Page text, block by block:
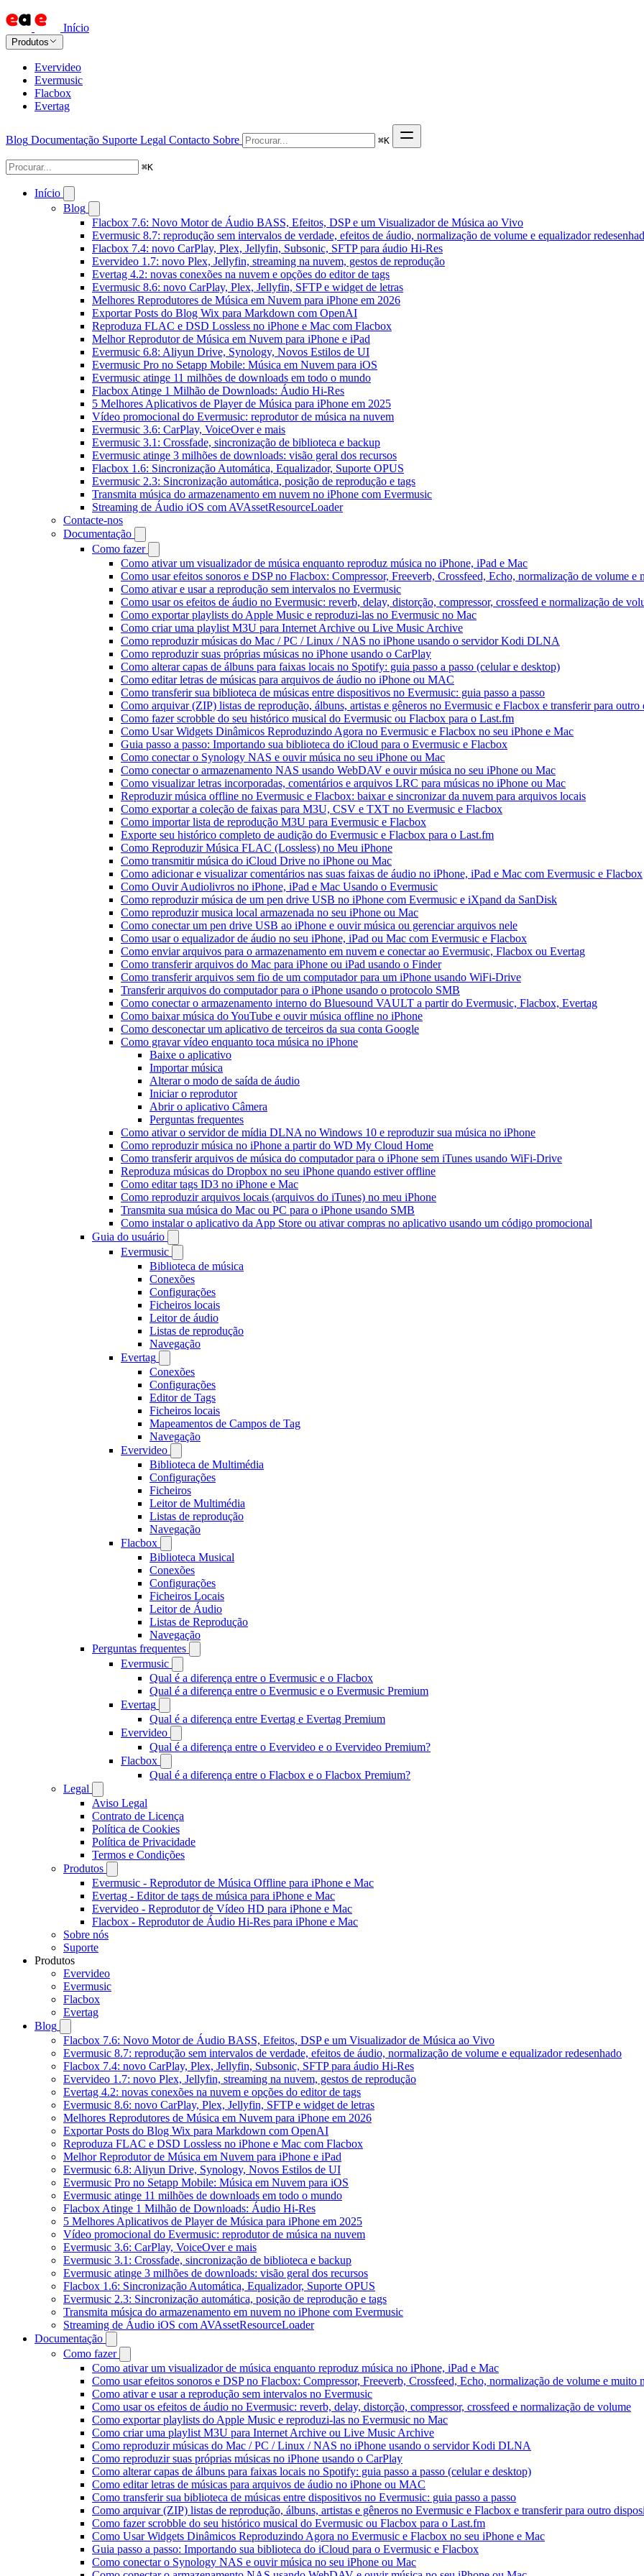
Início
Produtos
Evervideo
Evermusic
Flacbox
Evertag
Blog Documentação Suporte Legal Contacto Sobre ⌘K
⌘K
Início
Blog
Flacbox 7.6: Novo Motor de Áudio BASS, Efeitos, DSP e um Visualizador de Música ao Vivo
Evermusic 8.7: reprodução sem intervalos de verdade, efeitos de áudio, normalização de volume e equalizador
Flacbox 7.4: novo CarPlay, Plex, Jellyfin, Subsonic, SFTP para áudio Hi-Res
Evervideo 1.7: novo Plex, Jellyfin, streaming na nuvem, gestos de reprodução
Evertag 4.2: novas conexões na nuvem e opções do editor de tags
Evermusic 8.6: novo CarPlay, Plex, Jellyfin, SFTP e widget de letras
Melhores Reprodutores de Música em Nuvem para iPhone em 2026
Exportar Posts do Blog Wix para Markdown com OpenAI
Reproduza FLAC e DSD Lossless no iPhone e Mac com Flacbox
Melhor Reprodutor de Música em Nuvem para iPhone e iPad
Evermusic 6.8: Aliyun Drive, Synology, Novos Estilos de UI
Evermusic Pro no Setapp Mobile: Música em Nuvem para iOS
Evermusic atinge 11 milhões de downloads em todo o mundo
Flacbox Atinge 1 Milhão de Downloads: Áudio Hi-Res
5 Melhores Aplicativos de Player de Música para iPhone em 2025
Vídeo promocional do Evermusic: reprodutor de música na nuvem
Evermusic 3.6: CarPlay, VoiceOver e mais
Evermusic 3.1: Crossfade, sincronização de biblioteca e backup
Evermusic atinge 3 milhões de downloads: visão geral dos recursos
Flacbox 1.6: Sincronização Automática, Equalizador, Suporte OPUS
Evermusic 2.3: Sincronização automática, posição de reprodução e tags
Transmita música do armazenamento em nuvem no iPhone com Evermusic
Streaming de Áudio iOS com AVAssetResourceLoader
Contacte-nos
Documentação
Como fazer
Como ativar um visualizador de música enquanto reproduz música no iPhone, iPad e Mac
Como usar efeitos sonoros e DSP no Flacbox: Compressor, Freeverb, Crossfeed, Echo, normalização de volume e
Como ativar e usar a reprodução sem intervalos no Evermusic
Como usar os efeitos de áudio no Evermusic: reverb, delay, distorção, compressor, crossfeed e normalização de
Como exportar playlists do Apple Music e reproduzi-las no Evermusic no Mac
Como criar uma playlist M3U para Internet Archive ou Live Music Archive
Como reproduzir músicas do Mac / PC / Linux / NAS no iPhone usando o servidor Kodi DLNA
Como reproduzir suas próprias músicas no iPhone usando o CarPlay
Como alterar capas de álbuns para faixas locais no Spotify: guia passo a passo (celular e desktop)
Como editar letras de músicas para arquivos de áudio no iPhone ou MAC
Como transferir sua biblioteca de músicas entre dispositivos no Evermusic: guia passo a passo
Como arquivar (ZIP) listas de reprodução, álbuns, artistas e gêneros no Evermusic e Flacbox e transferir para
Como fazer scrobble do seu histórico musical do Evermusic ou Flacbox para o Last.fm
Como Usar Widgets Dinâmicos Reproduzindo Agora no Evermusic e Flacbox no seu iPhone e Mac
Guia passo a passo: Importando sua biblioteca do iCloud para o Evermusic e Flacbox
Como conectar o Synology NAS e ouvir música no seu iPhone ou Mac
Como conectar o armazenamento NAS usando WebDAV e ouvir música no seu iPhone ou Mac
Como visualizar letras incorporadas, comentários e arquivos LRC para músicas no iPhone ou Mac
Reproduzir música offline no Evermusic e Flacbox: baixar e sincronizar da nuvem para arquivos locais
Como exportar a coleção de faixas para M3U, CSV e TXT no Evermusic e Flacbox
Como importar lista de reprodução M3U para Evermusic e Flacbox
Exporte seu histórico completo de audição do Evermusic e Flacbox para o Last.fm
Como Reproduzir Música FLAC (Lossless) no Meu iPhone
Como transmitir música do iCloud Drive no iPhone ou Mac
Como adicionar e visualizar comentários nas suas faixas de áudio no iPhone, iPad e Mac com Evermusic e Flacbox
Como Ouvir Audiolivros no iPhone, iPad e Mac Usando o Evermusic
Como reproduzir música de um pen drive USB no iPhone com Evermusic e iXpand da SanDisk
Como reproduzir musica local armazenada no seu iPhone ou Mac
Como conectar um pen drive USB ao iPhone e ouvir música ou gerenciar arquivos nele
Como usar o equalizador de áudio no seu iPhone, iPad ou Mac com Evermusic e Flacbox
Como enviar arquivos para o armazenamento em nuvem e conectar ao Evermusic, Flacbox ou Evertag
Como transferir arquivos do Mac para iPhone ou iPad usando o Finder
Como transferir arquivos sem fio de um computador para um iPhone usando WiFi-Drive
Transferir arquivos do computador para o iPhone usando o protocolo SMB
Como conectar o armazenamento interno do Bluesound VAULT a partir do Evermusic, Flacbox, Evertag
Como baixar música do YouTube e ouvir música offline no iPhone
Como desconectar um aplicativo de terceiros da sua conta Google
Como gravar vídeo enquanto toca música no iPhone
Baixe o aplicativo
Importar música
Alterar o modo de saída de áudio
Iniciar o reprodutor
Abrir o aplicativo Câmera
Perguntas frequentes
Como ativar o servidor de mídia DLNA no Windows 10 e reproduzir sua música no iPhone
Como reproduzir música no iPhone a partir do WD My Cloud Home
Como transferir arquivos de música do computador para o iPhone sem iTunes usando WiFi-Drive
Reproduza músicas do Dropbox no seu iPhone quando estiver offline
Como editar tags ID3 no iPhone e Mac
Como reproduzir arquivos locais (arquivos do iTunes) no meu iPhone
Transmita sua música do Mac ou PC para o iPhone usando SMB
Como instalar o aplicativo da App Store ou ativar compras no aplicativo usando um código promocional
Guia do usuário
Evermusic
Biblioteca de música
Conexões
Configurações
Ficheiros locais
Leitor de áudio
Listas de reprodução
Navegação
Evertag
Conexões
Configurações
Editor de Tags
Ficheiros locais
Mapeamentos de Campos de Tag
Navegação
Evervideo
Biblioteca de Multimédia
Configurações
Ficheiros
Leitor de Multimédia
Listas de reprodução
Navegação
Flacbox
Biblioteca Musical
Conexões
Configurações
Ficheiros Locais
Leitor de Áudio
Listas de Reprodução
Navegação
Perguntas frequentes
Evermusic
Qual é a diferença entre o Evermusic e o Flacbox
Qual é a diferença entre o Evermusic e o Evermusic Premium
Evertag
Qual é a diferença entre Evertag e Evertag Premium
Evervideo
Qual é a diferença entre o Evervideo e o Evervideo Premium?
Flacbox
Qual é a diferença entre o Flacbox e o Flacbox Premium?
Legal
Aviso Legal
Contrato de Licença
Política de Cookies
Política de Privacidade
Termos e Condições
Produtos
Evermusic - Reprodutor de Música Offline para iPhone e Mac
Evertag - Editor de tags de música para iPhone e Mac
Evervideo - Reprodutor de Vídeo HD para iPhone e Mac
Flacbox - Reprodutor de Áudio Hi-Res para iPhone e Mac
Sobre nós
Suporte
Produtos
Evervideo
Evermusic
Flacbox
Evertag
Blog
Flacbox 7.6: Novo Motor de Áudio BASS, Efeitos, DSP e um Visualizador de Música ao Vivo
Evermusic 8.7: reprodução sem intervalos de verdade, efeitos de áudio, normalização de volume e equalizador redesenhado
Flacbox 7.4: novo CarPlay, Plex, Jellyfin, Subsonic, SFTP para áudio Hi-Res
Evervideo 1.7: novo Plex, Jellyfin, streaming na nuvem, gestos de reprodução
Evertag 4.2: novas conexões na nuvem e opções do editor de tags
Evermusic 8.6: novo CarPlay, Plex, Jellyfin, SFTP e widget de letras
Melhores Reprodutores de Música em Nuvem para iPhone em 2026
Exportar Posts do Blog Wix para Markdown com OpenAI
Reproduza FLAC e DSD Lossless no iPhone e Mac com Flacbox
Melhor Reprodutor de Música em Nuvem para iPhone e iPad
Evermusic 6.8: Aliyun Drive, Synology, Novos Estilos de UI
Evermusic Pro no Setapp Mobile: Música em Nuvem para iOS
Evermusic atinge 11 milhões de downloads em todo o mundo
Flacbox Atinge 1 Milhão de Downloads: Áudio Hi-Res
5 Melhores Aplicativos de Player de Música para iPhone em 2025
Vídeo promocional do Evermusic: reprodutor de música na nuvem
Evermusic 3.6: CarPlay, VoiceOver e mais
Evermusic 3.1: Crossfade, sincronização de biblioteca e backup
Evermusic atinge 3 milhões de downloads: visão geral dos recursos
Flacbox 1.6: Sincronização Automática, Equalizador, Suporte OPUS
Evermusic 2.3: Sincronização automática, posição de reprodução e tags
Transmita música do armazenamento em nuvem no iPhone com Evermusic
Streaming de Áudio iOS com AVAssetResourceLoader
Documentação
Como fazer
Como ativar um visualizador de música enquanto reproduz música no iPhone, iPad e Mac
Como usar efeitos sonoros e DSP no Flacbox: Compressor, Freeverb, Crossfeed, Echo, normalização de volume e muito
Como ativar e usar a reprodução sem intervalos no Evermusic
Como usar os efeitos de áudio no Evermusic: reverb, delay, distorção, compressor, crossfeed e normalização de volume
Como exportar playlists do Apple Music e reproduzi-las no Evermusic no Mac
Como criar uma playlist M3U para Internet Archive ou Live Music Archive
Como reproduzir músicas do Mac / PC / Linux / NAS no iPhone usando o servidor Kodi DLNA
Como reproduzir suas próprias músicas no iPhone usando o CarPlay
Como alterar capas de álbuns para faixas locais no Spotify: guia passo a passo (celular e desktop)
Como editar letras de músicas para arquivos de áudio no iPhone ou MAC
Como transferir sua biblioteca de músicas entre dispositivos no Evermusic: guia passo a passo
Como arquivar (ZIP) listas de reprodução, álbuns, artistas e gêneros no Evermusic e Flacbox e transferir para outro
Como fazer scrobble do seu histórico musical do Evermusic ou Flacbox para o Last.fm
Como Usar Widgets Dinâmicos Reproduzindo Agora no Evermusic e Flacbox no seu iPhone e Mac
Guia passo a passo: Importando sua biblioteca do iCloud para o Evermusic e Flacbox
Como conectar o Synology NAS e ouvir música no seu iPhone ou Mac